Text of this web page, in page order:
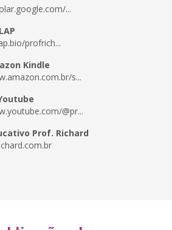
...
profrich...
Kindle
s...
@pr...
Prof. Richard